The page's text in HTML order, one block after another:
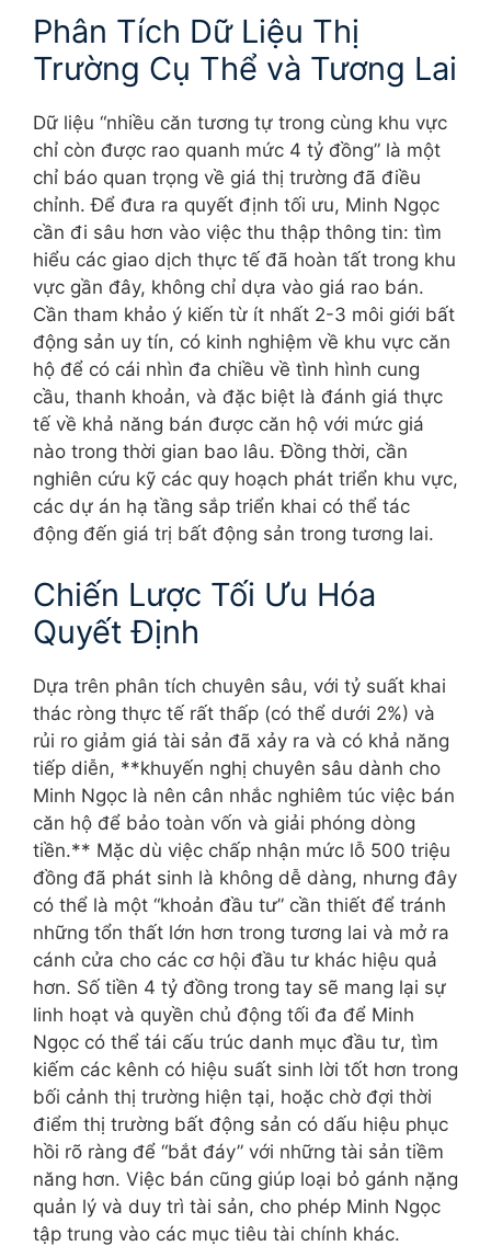
Phân Tích Dữ Liệu Thị
Trường Cụ Thể và Tương Lai
Dữ liệu “nhiều căn tương tự trong cùng khu vực
chỉ còn được rao quanh mức 4 tỷ đồng” là một
chỉ báo quan trọng về giá thị trường đã điều
chỉnh. Để đưa ra quyết định tối ưu, Minh Ngọc
cần đi sâu hơn vào việc thu thập thông tin: tìm
hiểu các giao dịch thực tế đã hoàn tất trong khu
vực gần đây, không chỉ dựa vào giá rao bán.
Cần tham khảo ý kiến từ ít nhất 2-3 môi giới bất
động sản uy tín, có kinh nghiệm về khu vực căn
hộ để có cái nhìn đa chiều về tình hình cung
cầu, thanh khoản, và đặc biệt là đánh giá thực
tế về khả năng bán được căn hộ với mức giá
nào trong thời gian bao lâu. Đồng thời, cần
nghiên cứu kỹ các quy hoạch phát triển khu vực,
các dự án hạ tầng sắp triển khai có thể tác
động đến giá trị bất động sản trong tương lai.
Chiến Lược Tối Ưu Hóa
Quyết Định
Dựa trên phân tích chuyên sâu, với tỷ suất khai
thác ròng thực tế rất thấp (có thể dưới 2%) và
rủi ro giảm giá tài sản đã xảy ra và có khả năng
tiếp diễn, **khuyến nghị chuyên sâu dành cho
Minh Ngọc là nên cân nhắc nghiêm túc việc bán
căn hộ để bảo toàn vốn và giải phóng dòng
tiền.** Mặc dù việc chấp nhận mức lỗ 500 triệu
đồng đã phát sinh là không dễ dàng, nhưng đây
có thể là một “khoản đầu tư” cần thiết để tránh
những tổn thất lớn hơn trong tương lai và mở ra
cánh cửa cho các cơ hội đầu tư khác hiệu quả
hơn. Số tiền 4 tỷ đồng trong tay sẽ mang lại sự
linh hoạt và quyền chủ động tối đa để Minh
Ngọc có thể tái cấu trúc danh mục đầu tư, tìm
kiếm các kênh có hiệu suất sinh lời tốt hơn trong
bối cảnh thị trường hiện tại, hoặc chờ đợi thời
điểm thị trường bất động sản có dấu hiệu phục
hồi rõ ràng để “bắt đáy” với những tài sản tiềm
năng hơn. Việc bán cũng giúp loại bỏ gánh nặng
quản lý và duy trì tài sản, cho phép Minh Ngọc
tập trung vào các mục tiêu tài chính khác.